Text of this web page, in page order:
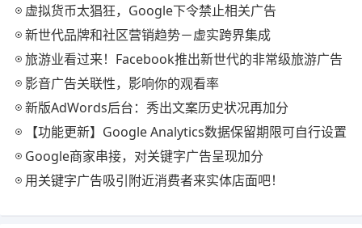
虚拟货币太猖狂，Google下令禁止相关广告
新世代品牌和社区营销趋势－虚实跨界集成
旅游业看过来！Facebook推出新世代的非常级旅游广告
影音广告关联性，影响你的观看率
新版AdWords后台：秀出文案历史状况再加分
【功能更新】Google Analytics数据保留期限可自行设置
Google商家串接，对关键字广告呈现加分
用关键字广告吸引附近消费者来实体店面吧！